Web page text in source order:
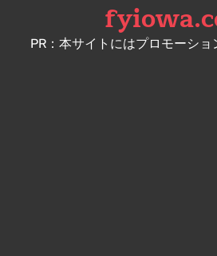
contentPR：本サイトにはプロモーシ